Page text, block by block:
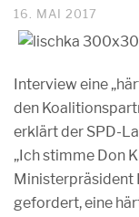
16. MAI 2017
Interview eine
den
erklärt der SPD-
„Ich stimme Don
Ministerpräsident
gefordert, eine